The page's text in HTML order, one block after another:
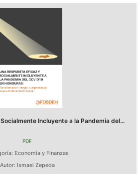
Incluyente a la Pandemia del...
PDF
Economía y Finanzas
Autor: Ismael Zepeda